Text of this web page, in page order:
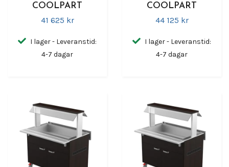
COOLPART
41 625 kr
I lager - Leveranstid:
4-7 dagar
COOLPART
44 125 kr
I lager - Leveranstid:
4-7 dagar